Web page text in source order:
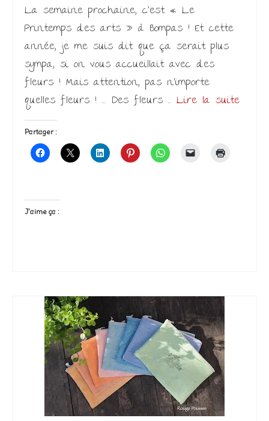
La semaine prochaine, c’est « Le
Printemps des arts » à Bompas ! Et cette
année, je me suis dit que ça serait plus
sympa, si on vous accueillait avec des
fleurs ! Mais attention, pas n’importe
quelles fleurs ! …. Des fleurs … Lire la suite­­
Partager :
J’aime ça :